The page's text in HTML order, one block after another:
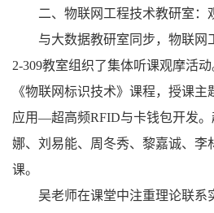
二、物联网工程技术教研室：
与大数据教研室同步，物联网
2-309教室组织了集体听课观摩活
《物联网标识技术》课程，授课
应用—超高频RFID与卡钱包开发
娜、刘易能、周冬秀、黎嘉诚、李
课。
吴老师在课堂中注重理论联系